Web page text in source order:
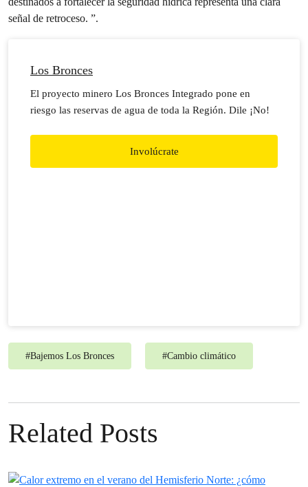
señal de retroceso. ”.
Los Bronces
El proyecto minero Los Bronces Integrado pone en
riesgo las reservas de agua de toda la Región. Dile ¡No!
Involúcrate
#Bajemos Los Bronces #Cambio climático
Related Posts